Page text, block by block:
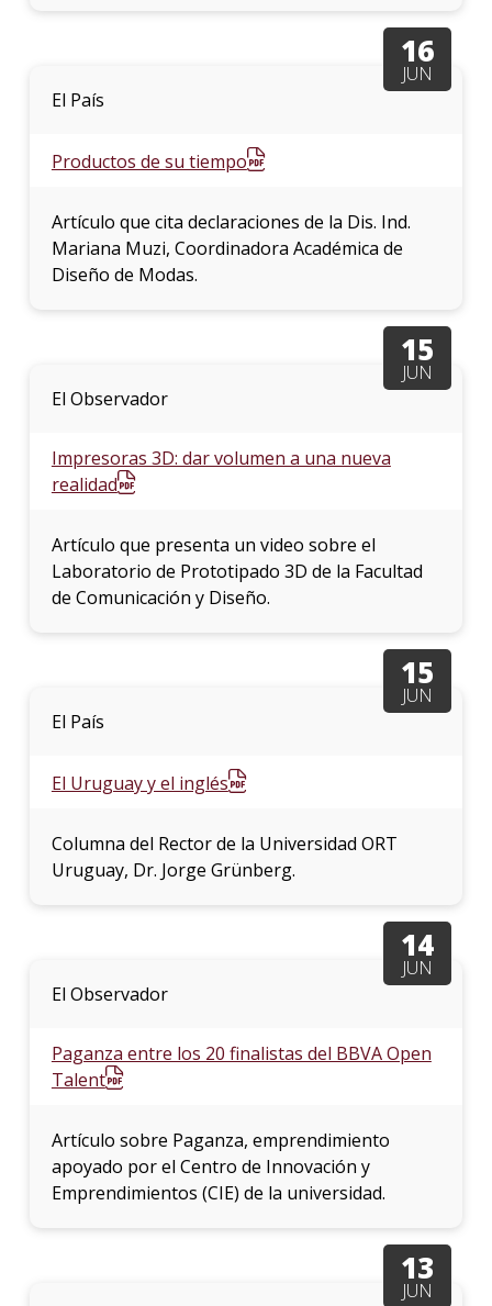
16
JUN
El País
Productos de su tiempo
Artículo que cita declaraciones de la Dis. Ind.
Mariana Muzi, Coordinadora Académica de
Diseño de Modas.
15
JUN
El Observador
Impresoras 3D: dar volumen a una nueva
realidad
Artículo que presenta un video sobre el
Laboratorio de Prototipado 3D de la Facultad
de Comunicación y Diseño.
15
JUN
El País
El Uruguay y el inglés
Columna del Rector de la Universidad ORT
Uruguay, Dr. Jorge Grünberg.
14
JUN
El Observador
Paganza entre los 20 finalistas del BBVA Open
Talent
Artículo sobre Paganza, emprendimiento
apoyado por el Centro de Innovación y
Emprendimientos (CIE) de la universidad.
13
JUN